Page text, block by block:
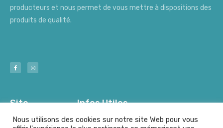
producteurs et nous permet de vous mettre à dispositions des
produits de qualité.
Site Infos Utiles
Nous utilisons des cookies sur notre site Web pour vous